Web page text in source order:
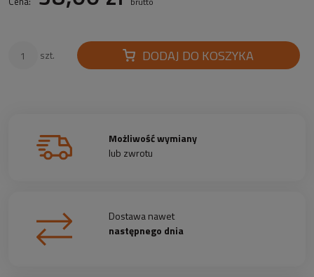
szt. DODAJ DO KOSZYKA
Możliwość wymiany
lub zwrotu
Dostawa nawet
następnego dnia